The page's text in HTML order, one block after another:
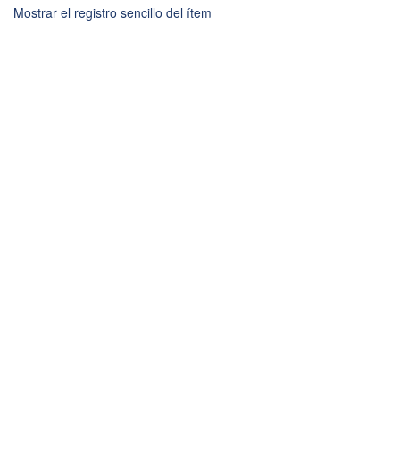
Mostrar el registro sencillo del ítem